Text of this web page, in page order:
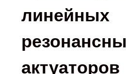
линейных
актуаторов